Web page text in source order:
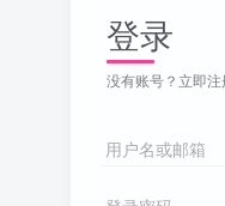
登录
没有账号？立即注
用户名或邮箱